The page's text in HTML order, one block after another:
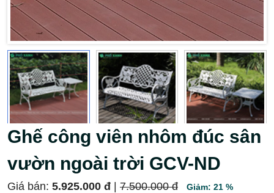
Ghế công viên nhôm đúc sân
vườn ngoài trời GCV-ND
Giá bán: 5.925.000 đ 7.500.000 đ Giảm: 21 %